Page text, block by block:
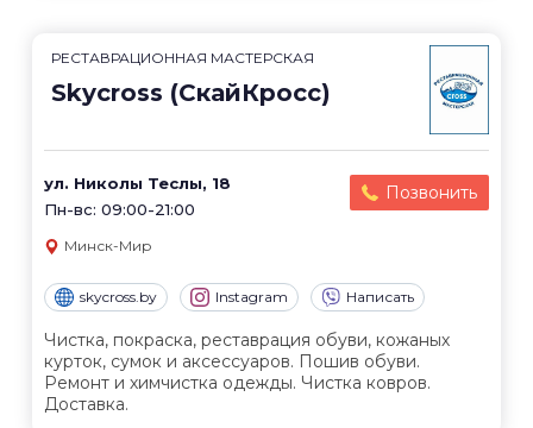
РЕСТАВРАЦИОННАЯ МАСТЕРСКАЯ
Skycross (СкайКросс)
ул. Николы Теслы, 18
Пн-вс: 09:00-21:00
Позвонить
Минск-Мир
skycross.by Instagram Написать
Чистка, покраска, реставрация обуви, кожаных
курток, сумок и аксессуаров. Пошив обуви.
Ремонт и химчистка одежды. Чистка ковров.
Доставка.